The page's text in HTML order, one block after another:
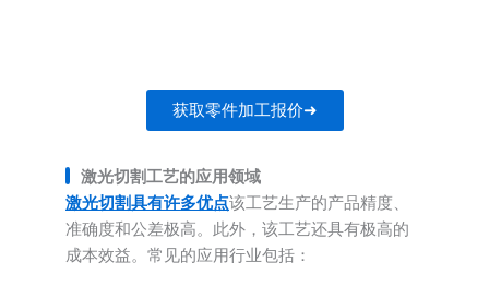
获取零件加工报价➜
激光切割工艺的应用领域
激光切割具有许多优点该工艺生产的产品精度、
准确度和公差极高。此外，该工艺还具有极高的
成本效益。常见的应用行业包括：